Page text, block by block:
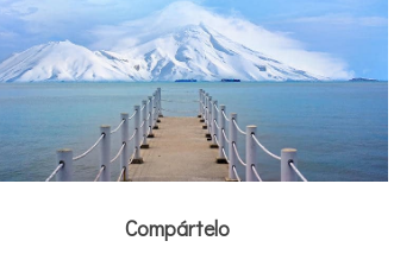
Compártelo